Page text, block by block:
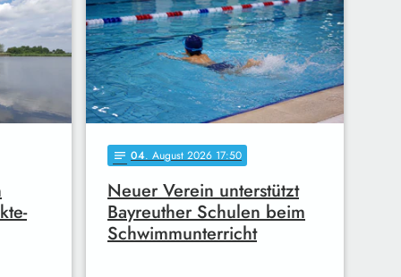
notes 04. August 2026 17:50
Neuer Verein unterstützt
Bayreuther Schulen beim
Schwimmunterricht